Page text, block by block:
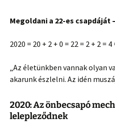
Megoldani a 22-es csapdáját
2020 = 20 + 2 + 0 = 22 = 2 + 2 = 4
„Az életünkben vannak olyan
akarunk észlelni. Az idén
2020: Az önbecsapó
lelepleződnek